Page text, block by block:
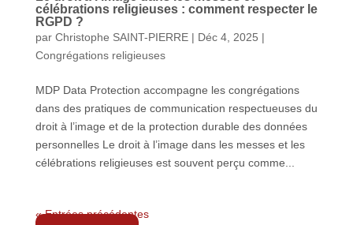
célébrations religieuses : comment respecter le
RGPD ?
par Christophe SAINT-PIERRE| Déc 4, 2025 |
Congrégations religieuses
MDP Data Protection accompagne les congrégations
dans des pratiques de communication respectueuses du
droit à l’image et de la protection durable des données
personnelles Le droit à l’image dans les messes et les
célébrations religieuses est souvent perçu comme...
« Entrées précédentes